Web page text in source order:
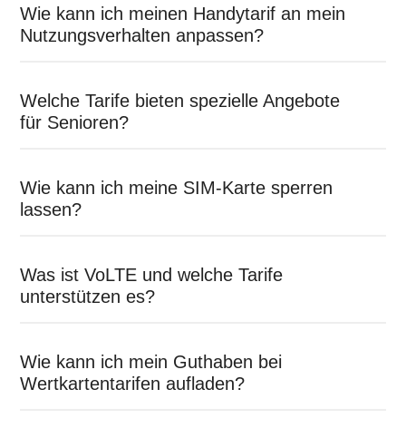
Wie kann ich meinen Handytarif an mein
Nutzungsverhalten anpassen?
Welche Tarife bieten spezielle Angebote
für Senioren?
Wie kann ich meine SIM-Karte sperren
lassen?
Was ist VoLTE und welche Tarife
unterstützen es?
Wie kann ich mein Guthaben bei
Wertkartentarifen aufladen?